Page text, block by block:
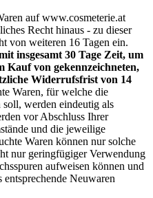
auf www.cosmeterie.at
Recht hinaus - zu dieser
von weiteren 16 Tagen ein.
insgesamt 30 Tage Zeit, um
Kauf von gekennzeichneten,
Widerrufsfrist von 14
Waren, für welche die
werden eindeutig als
vor Abschluss Ihrer
und die jeweilige
Waren können nur solche
nur geringfügiger Verwendung
aufweisen können und
Neuwaren